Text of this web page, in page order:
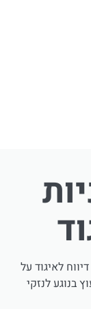
לאיגוד על
בנוגע לנזקי